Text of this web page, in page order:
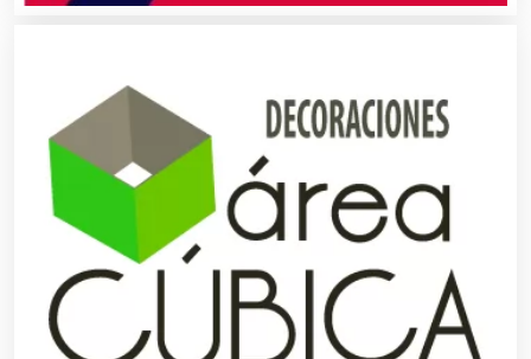
Artes Gráficas
Artesanías
Artículos de Oficina